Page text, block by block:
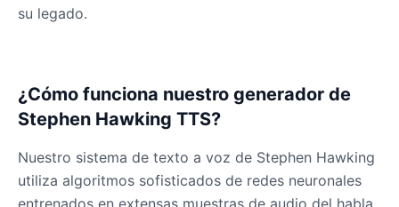
Jacksepticeye
Male @DreamCompiler
Jake Paul
Male @MoonPetal
su legado.
¿Cómo funciona nuestro generador de
Stephen Hawking TTS?
Nuestro sistema de texto a voz de Stephen Hawking
utiliza algoritmos sofisticados de redes neuronales
entrenados en extensas muestras de audio del habla